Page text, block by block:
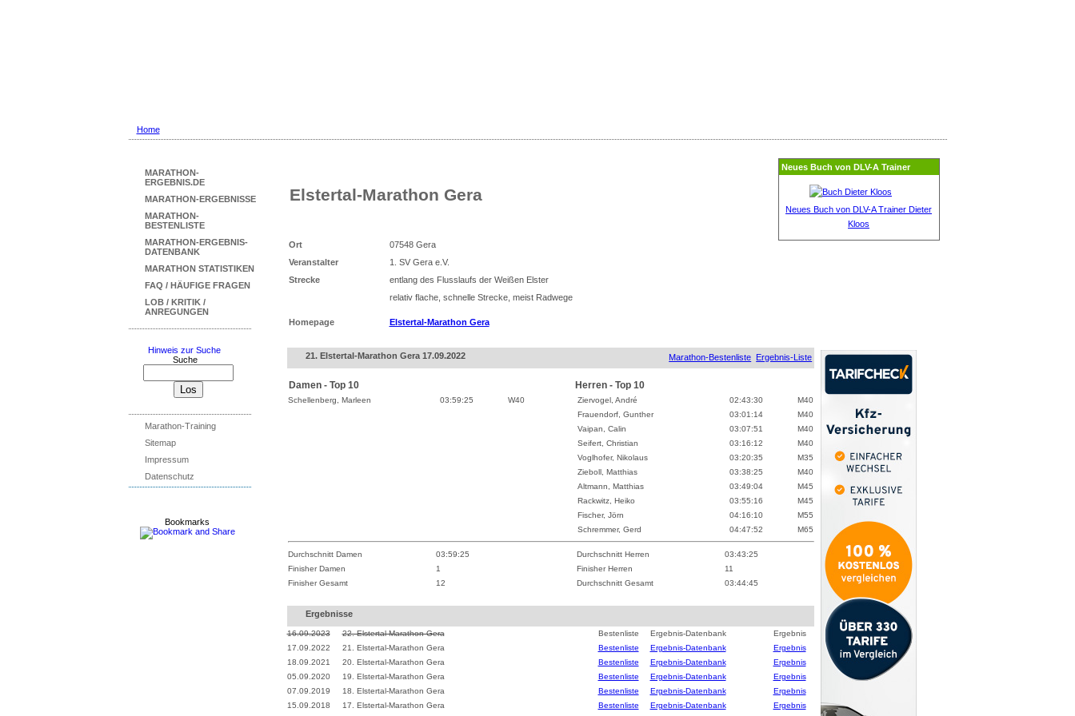
Home
MARATHON-
ERGEBNIS.DE
MARATHON-ERGEBNISSE
MARATHON-
BESTENLISTE
MARATHON-ERGEBNIS-
DATENBANK
MARATHON STATISTIKEN
FAQ / HÄUFIGE FRAGEN
LOB / KRITIK /
ANREGUNGEN
Hinweis zur Suche
Suche
Marathon-Training
Sitemap
Impressum
Datenschutz
Bookmarks
Neues Buch von DLV-A Trainer
Neues Buch von DLV-A Trainer Dieter
Kloos
Elstertal-Marathon Gera
Ort
07548 Gera
Veranstalter
1. SV Gera e.V.
Strecke
entlang des Flusslaufs der Weißen Elster
relativ flache, schnelle Strecke, meist Radwege
Homepage Elstertal-Marathon Gera
21. Elstertal-Marathon Gera 17.09.2022 Marathon-Bestenliste Ergebnis-Liste
Damen - Top 10 Herren - Top 10
Schellenberg, Marleen 03:59:25 W40 Ziervogel, André 02:43:30 M40
Frauendorf, Gunther
03:01:14 M40
Vaipan, Calin
03:07:51 M40
Seifert, Christian
03:16:12 M40
Voglhofer, Nikolaus
03:20:35 M35
Zieboll, Matthias
03:38:25 M40
Altmann, Matthias
03:49:04 M45
Rackwitz, Heiko
03:55:16 M45
Fischer, Jörn
04:16:10 M55
Schremmer, Gerd
04:47:52 M65
Durchschnitt Damen 03:59:25 Durchschnitt Herren
03:43:25
Finisher Damen
1 Finisher Herren
11
Finisher Gesamt
12 Durchschnitt Gesamt 03:44:45
Ergebnisse
16.09.2023 22. Elstertal-Marathon Gera Bestenliste Ergebnis-Datenbank
Ergebnis
17.09.2022
21. Elstertal-Marathon Gera Bestenliste Ergebnis-Datenbank
Ergebnis
18.09.2021
20. Elstertal-Marathon Gera Bestenliste Ergebnis-Datenbank
Ergebnis
05.09.2020
19. Elstertal-Marathon Gera Bestenliste Ergebnis-Datenbank
Ergebnis
07.09.2019
18. Elstertal-Marathon Gera Bestenliste Ergebnis-Datenbank
Ergebnis
15.09.2018
17. Elstertal-Marathon Gera Bestenliste Ergebnis-Datenbank
Ergebnis